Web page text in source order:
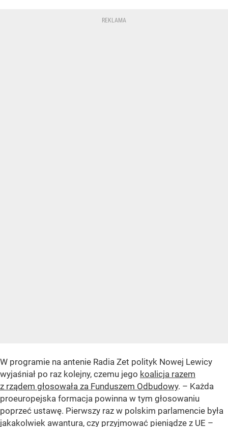
W programie na antenie Radia Zet polityk Nowej Lewicy
wyjaśniał po raz kolejny, czemu jego koalicja razem
z rządem głosowała za Funduszem Odbudowy. – Każda
proeuropejska formacja powinna w tym głosowaniu
poprzeć ustawę. Pierwszy raz w polskim parlamencie była
jakakolwiek awantura, czy przyjmować pieniądze z UE –